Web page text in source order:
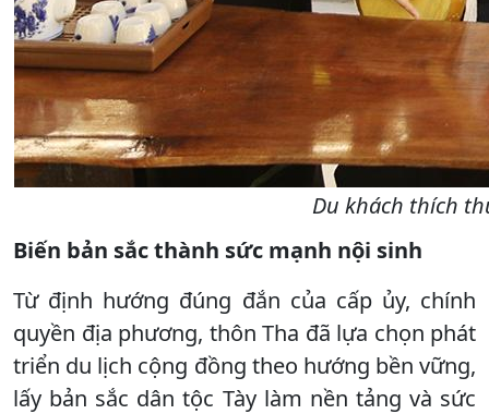
Du khách thích
Biến bản sắc thành sức mạnh nội sinh
Từ định hướng đúng đắn của cấp ủy, chính
quyền địa phương, thôn Tha đã lựa chọn phát
triển du lịch cộng đồng theo hướng bền vững,
lấy bản sắc dân tộc Tày làm nền tảng và sức